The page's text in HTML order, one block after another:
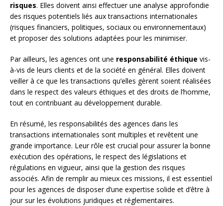
risques. Elles doivent ainsi effectuer une analyse approfondie
des risques potentiels liés aux transactions internationales
(risques financiers, politiques, sociaux ou environnementaux)
et proposer des solutions adaptées pour les minimiser.
Par ailleurs, les agences ont une responsabilité éthique vis-
à-vis de leurs clients et de la société en général. Elles doivent
veiller à ce que les transactions qu’elles gèrent soient réalisées
dans le respect des valeurs éthiques et des droits de l’homme,
tout en contribuant au développement durable.
En résumé, les responsabilités des agences dans les
transactions internationales sont multiples et revêtent une
grande importance. Leur rôle est crucial pour assurer la bonne
exécution des opérations, le respect des législations et
régulations en vigueur, ainsi que la gestion des risques
associés. Afin de remplir au mieux ces missions, il est essentiel
pour les agences de disposer d’une expertise solide et d’être à
jour sur les évolutions juridiques et réglementaires.